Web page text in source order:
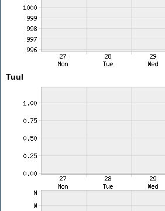
Tuul